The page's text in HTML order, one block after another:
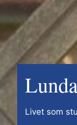
Livet som